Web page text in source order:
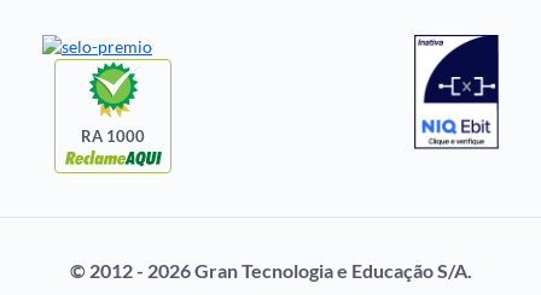
Questões de Concurso
CONCURSOS POR
EXAME DE ORDEM
OAB
RA 1000
© 2012 - 2026 Gran Tecnologia e Educação S/A.